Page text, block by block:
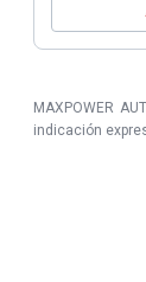
MAXPOWER
indicación